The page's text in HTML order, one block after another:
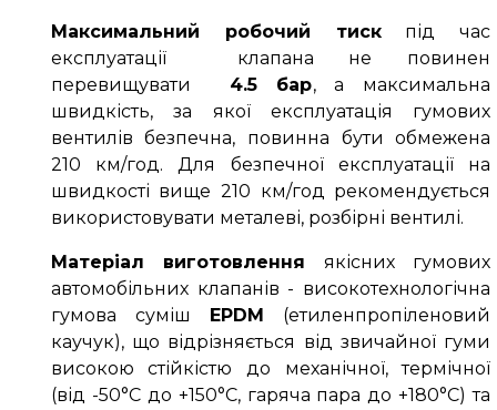
Максимальний робочий тискпід час
експлуатації клапана не повинен
перевищувати
4.5 бар, а максимальна
швидкість, за якої експлуатація гумових
вентилів безпечна, повинна бути обмежена
210 км/год. Для безпечної експлуатації на
швидкості вище 210 км/год рекомендується
використовувати металеві, розбірні вентилі.
Матеріал виготовлення якісних гумових
автомобільних клапанів - високотехнологічна
гумова суміш
EPDM
(етиленпропіленовий
каучук), що відрізняється від звичайної гуми
високою стійкістю до механічної, термічної
(від -50°С до +150°С, гаряча пара до +180°С) та